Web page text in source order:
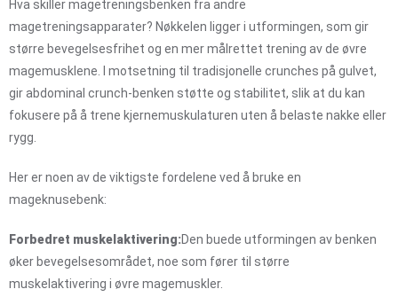
Hva skiller magetreningsbenken fra andre
magetreningsapparater? Nøkkelen ligger i utformingen, som gir
større bevegelsesfrihet og en mer målrettet trening av de øvre
magemusklene. I motsetning til tradisjonelle crunches på gulvet,
gir abdominal crunch-benken støtte og stabilitet, slik at du kan
fokusere på å trene kjernemuskulaturen uten å belaste nakke eller
rygg.
Her er noen av de viktigste fordelene ved å bruke en
mageknusebenk:
Forbedret muskelaktivering:Den buede utformingen av benken
øker bevegelsesområdet, noe som fører til større
muskelaktivering i øvre magemuskler.